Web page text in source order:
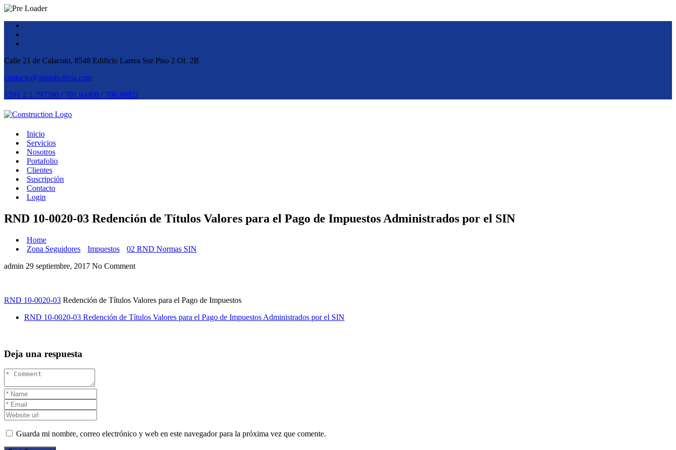
Calle 21 de Calacoto, 8548 Edificio Larrea Sur Piso 2 Of. 2B
contacto@aristabolivia.com
+591 2 2 797390 / 701 94400 / 706 88021
Inicio
Servicios
Nosotros
Portafolio
Clientes
Suscripción
Contacto
Login
RND 10-0020-03 Redención de Títulos Valores para el Pago de Impuestos Administrados por el SIN
Home
Zona Seguidores
Impuestos
02 RND Normas SIN
admin 29 septiembre, 2017 No Comment
RND 10-0020-03 Redención de Títulos Valores para el Pago de Impuestos
RND 10-0020-03 Redención de Títulos Valores para el Pago de Impuestos Administrados por el SIN
Deja una respuesta
Guarda mi nombre, correo electrónico y web en este navegador para la próxima vez que comente.